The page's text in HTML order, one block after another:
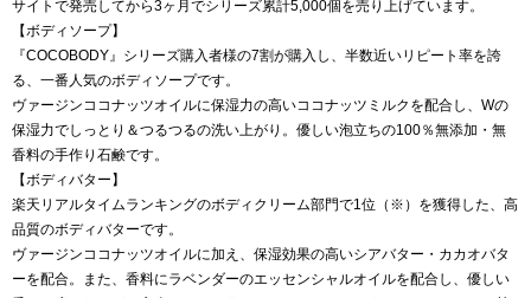
サイトで発売してから3ヶ月でシリーズ累計5,000個を売り上げています。
【ボディソープ】
『COCOBODY』シリーズ購入者様の7割が購入し、半数近いリピート率を誇
る、一番人気のボディソープです。
ヴァージンココナッツオイルに保湿力の高いココナッツミルクを配合し、Wの
保湿力でしっとり＆つるつるの洗い上がり。優しい泡立ちの100％無添加・無
香料の手作り石鹸です。
【ボディバター】
楽天リアルタイムランキングのボディクリーム部門で1位（※）を獲得した、高
品質のボディバターです。
ヴァージンココナッツオイルに加え、保湿効果の高いシアバター・カカオバタ
ーを配合。また、香料にラベンダーのエッセンシャルオイルを配合し、優しい